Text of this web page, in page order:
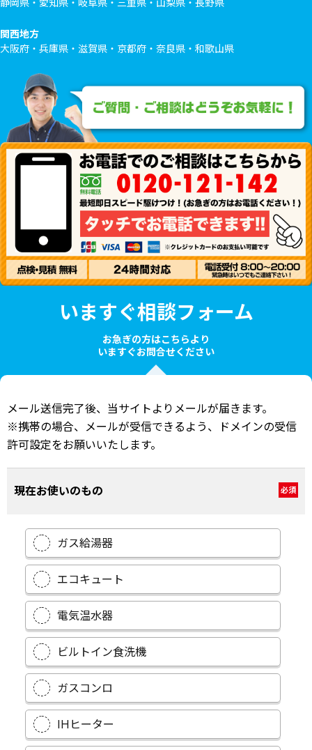
静岡県・愛知県・岐阜県・三重県・山梨県・長野県
関西地方
大阪府・兵庫県・滋賀県・京都府・奈良県・和歌山県
いますぐ相談フォーム
お急ぎの方はこちらより
いますぐお問合せください
メール送信完了後、当サイトよりメールが届きます。
※携帯の場合、メールが受信できるよう、ドメインの受信
許可設定をお願いいたします。
現在お使いのもの 必須
ガス給湯器
エコキュート
電気温水器
ビルトイン食洗機
ガスコンロ
IHヒーター